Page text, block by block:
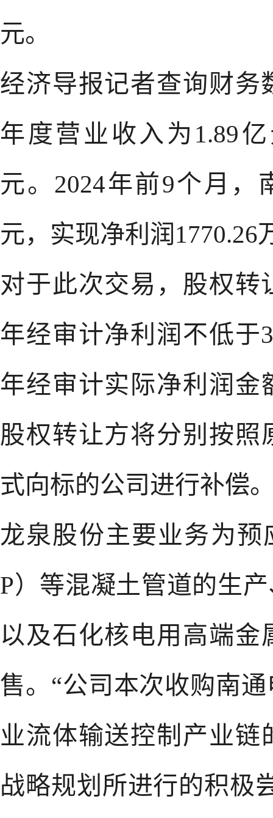
元。
经济导报记者查询财务
年度营业收入为1.89
元。2024年前9个月，
元，实现净利润1770.26
对于此次交易，股权转
年经审计净利润不低于
年经审计实际净利润金
股权转让方将分别按照
式向标的公司进行补偿
龙泉股份主要业务为预
P）等混凝土管道的生
以及石化核电用高端
售。“公司本次收购南
业流体输送控制产业
战略规划所进行的积极